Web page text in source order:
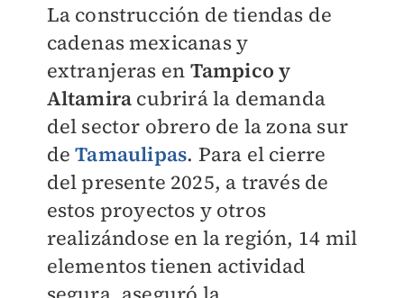
La construcción de tiendas de
cadenas mexicanas y
extranjeras en Tampico y
Altamira cubrirá la demanda
del sector obrero de la zona sur
deTamaulipas. Para el cierre
del presente 2025, a través de
estos proyectos y otros
realizándose en la región, 14 mil
elementos tienen actividad